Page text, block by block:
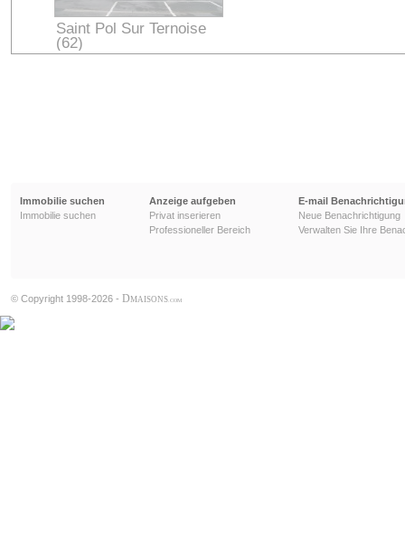
Saint Pol Sur Ternoise
(62)
Pas-de-Calais
Immobilie suchen
Immobilie suchen
Anzeige aufgeben
Privat inserieren
Professioneller Bereich
E-mail
Neue Benachrichtigung
Verwalten Sie Ihre
© Copyright 1998-2026 - DMAISONS .COM